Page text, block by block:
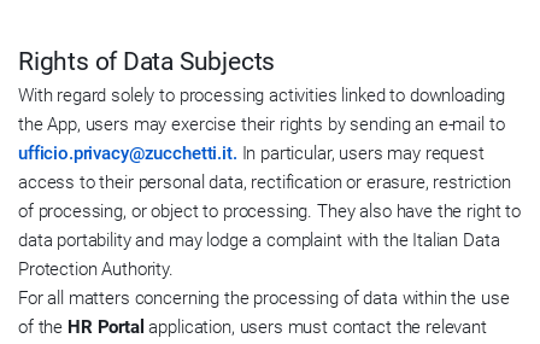
Rights of Data Subjects
With regard solely to processing activities linked to downloading
the App, users may exercise their rights by sending an e-mail to
ufficio.privacy@zucchetti.it. In particular, users may request
access to their personal data, rectification or erasure, restriction
of processing, or object to processing. They also have the right to
data portability and may lodge a complaint with the Italian Data
Protection Authority.
For all matters concerning the processing of data within the use
of the HR Portalapplication, users must contact the relevant